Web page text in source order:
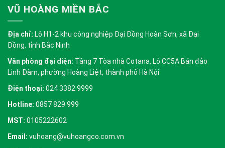
VŨ HOÀNG MIỀN BẮC
Địa chỉ: Lô H1-2 khu công nghiệp Đại Đồng Hoàn Sơn, xã Đại
Đồng, tỉnh Bắc Ninh
Văn phòng đại diện: Tầng 7 Tòa nhà Cotana, Lô CC5A Bán đảo
Linh Đàm, phường Hoàng Liệt, thành phố Hà Nội
Điện thoại: 024 3382 9999
Hotline: 0857 829 999
MST: 0105222602
Email: vuhoang@vuhoangco.com.vn